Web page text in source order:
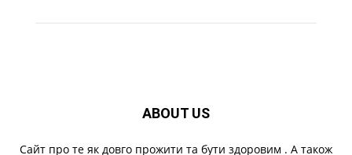
ABOUT US
Cайт про те як довго прожити та бути здоровим . А також